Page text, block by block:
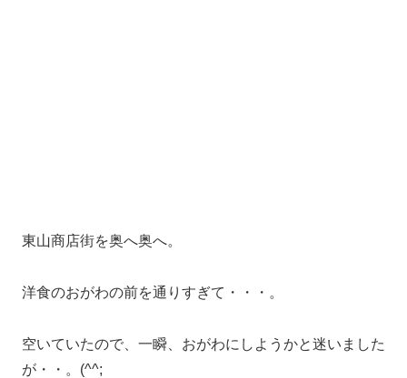
東山商店街を奥へ奥へ。
洋食のおがわの前を通りすぎて・・・。
空いていたので、一瞬、おがわにしようかと迷いました
が・・。(^^;